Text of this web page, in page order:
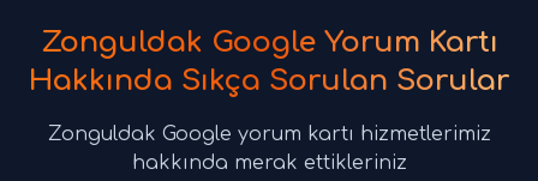
Zonguldak Google Yorum Kartı
Hakkında Sıkça Sorulan Sorular
Zonguldak Google yorum kartı hizmetlerimiz
hakkında merak ettikleriniz